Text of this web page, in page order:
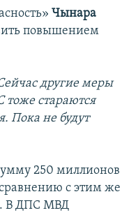
Чынара
повышением
другие меры
тоже стараются
Пока не будут
250 миллионов
с этим же
В ДПС МВД